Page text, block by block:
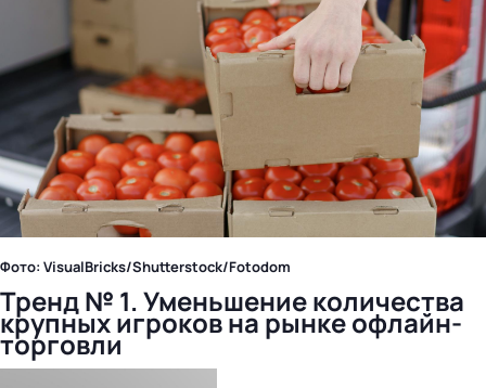
Фото: VisualBricks/Shutterstock/Fotodom
Тренд № 1. Уменьшение количества
крупных игроков на рынке офлайн-
торговли